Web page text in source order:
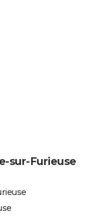
sur-Furieuse